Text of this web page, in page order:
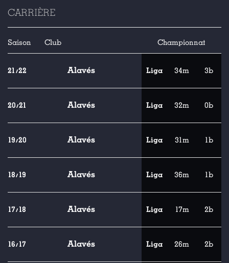
CARRIÈRE
Saison Club Championnat
21/22 Alavés Liga 34m 3b
20/21 Alavés Liga 32m 0b
19/20 Alavés Liga 31m 1b
18/19 Alavés Liga 36m 1b
17/18 Alavés Liga 17m 2b
16/17 Alavés Liga 26m 2b